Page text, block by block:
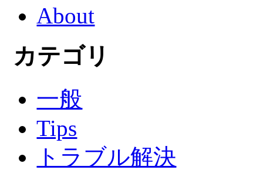
About
カテゴリ
一般
Tips
トラブル解決